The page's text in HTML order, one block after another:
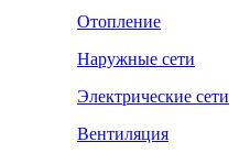
Отопление
Наружные сети
Электрические сети
Вентиляция